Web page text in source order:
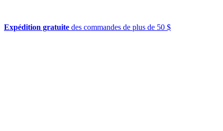
Expédition gratuite des commandes de plus de 50 $